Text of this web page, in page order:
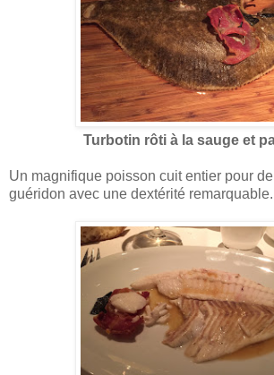
Turbotin rôti à la sauge et
Un magnifique poisson cuit entier pour
guéridon avec une dextérité remarquable.